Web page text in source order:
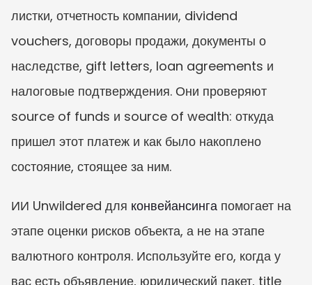
листки, отчетность компании, dividend
vouchers, договоры продажи, документы о
наследстве, gift letters, loan agreements и
налоговые подтверждения. Они проверяют
source of funds и source of wealth: откуда
пришел этот платеж и как было накоплено
состояние, стоящее за ним.
ИИ Unwildered для конвейансинга помогает на
этапе оценки рисков объекта, а не на этапе
валютного контроля. Используйте его, когда у
вас есть объявление, юридический пакет, title